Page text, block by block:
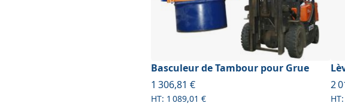
Basculeur de Tambour pour Grue
À partir de
1 306,81 €
1 089,01 €
À
2